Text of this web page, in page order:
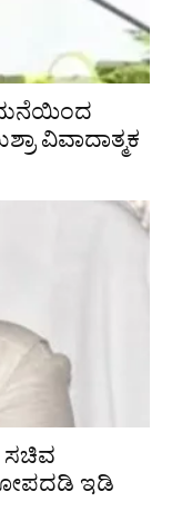
ಮನೆಯಿಂದ
ವಿವಾದಾತ್ಮಕ
ಸಚಿವ
ಇಡಿ